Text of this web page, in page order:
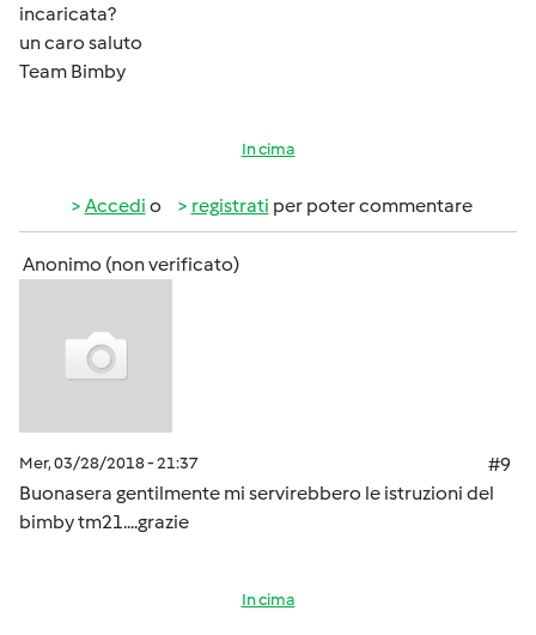
incaricata?
un caro saluto
Team Bimby
In cima
Accedi o registrati per poter commentare
Anonimo (non verificato)
Mer, 03/28/2018 - 21:37
#9
Buonasera gentilmente mi servirebbero le istruzioni del
bimby tm21....grazie
In cima